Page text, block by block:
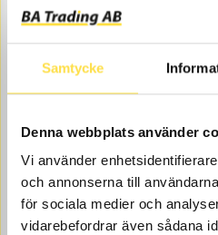
Samtycke
Denna webbplats använder
Vi använder
och annonserna till
för sociala medier och
vidarebefordrar även sådana
KO454
Item
no.
11703454
drive
bracket.
Åtgår1
Price, VAT excl.
8 382.00
Order item , days